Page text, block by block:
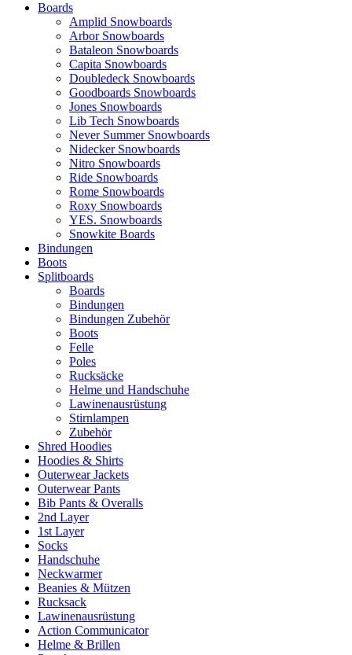
Boards
Amplid Snowboards
Arbor Snowboards
Bataleon Snowboards
Capita Snowboards
Doubledeck Snowboards
Goodboards Snowboards
Jones Snowboards
Lib Tech Snowboards
Never Summer Snowboards
Nidecker Snowboards
Nitro Snowboards
Ride Snowboards
Rome Snowboards
Roxy Snowboards
YES. Snowboards
Snowkite Boards
Bindungen
Boots
Splitboards
Boards
Bindungen
Bindungen Zubehör
Boots
Felle
Poles
Rucksäcke
Helme und Handschuhe
Lawinenausrüstung
Stirnlampen
Zubehör
Shred Hoodies
Hoodies & Shirts
Outerwear Jackets
Outerwear Pants
Bib Pants & Overalls
2nd Layer
1st Layer
Socks
Handschuhe
Neckwarmer
Beanies & Mützen
Rucksack
Lawinenausrüstung
Action Communicator
Helme & Brillen